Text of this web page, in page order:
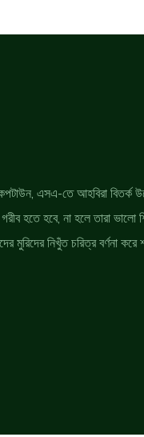
এসএ-তে আহবিরা বিতর্ক
হতে হবে, না হলে তারা ভালো
মুরিদের নিখুঁত চরিত্র বর্ণনা